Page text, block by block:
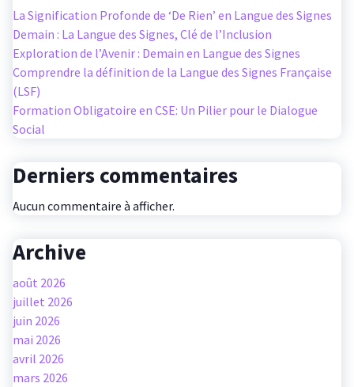
La Signification Profonde de ‘De Rien’ en Langue des Signes
Demain : La Langue des Signes, Clé de l’Inclusion
Exploration de l’Avenir : Demain en Langue des Signes
Comprendre la définition de la Langue des Signes Française
(LSF)
Formation Obligatoire en CSE: Un Pilier pour le Dialogue
Social
Derniers commentaires
Aucun commentaire à afficher.
Archive
août 2026
juillet 2026
juin 2026
mai 2026
avril 2026
mars 2026